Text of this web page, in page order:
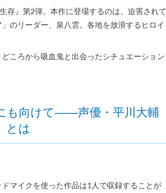
存』第2弾。本作に登場するのは、迫害されて
のリーダー、泉八雲。各地を放浪するヒロイ
ころから吸血鬼と出会ったシチュエーション
も向けて――声優・平川大輔
とは
ドマイクを使った作品は1人で収録することが